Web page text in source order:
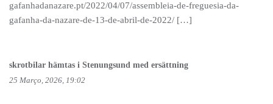
gafanhadanazare.pt/2022/04/07/assembleia-de-freguesia-da-
gafanha-da-nazare-de-13-de-abril-de-2022/ […]
skrotbilar hämtas i Stenungsund med ersättning
25 Março, 2026, 19:02